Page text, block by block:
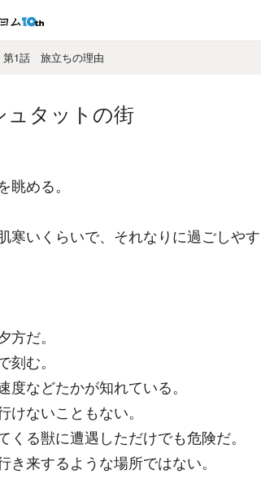
第1話 旅立ちの理由
タットの街
める。
いくらいで、それなりに過ごしやす
だ。
む。
などたかが知れている。
ないこともない。
る獣に遭遇しただけでも危険だ。
来するような場所ではない。